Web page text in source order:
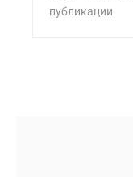
публикации.